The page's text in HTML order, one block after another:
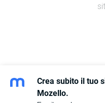
Crea subito il tuo
Mozello.